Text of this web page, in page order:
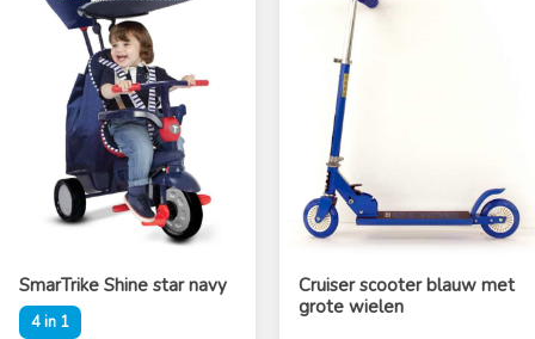
SmarTrike Shine star navy
4 in 1
Cruiser scooter blauw met
grote wielen